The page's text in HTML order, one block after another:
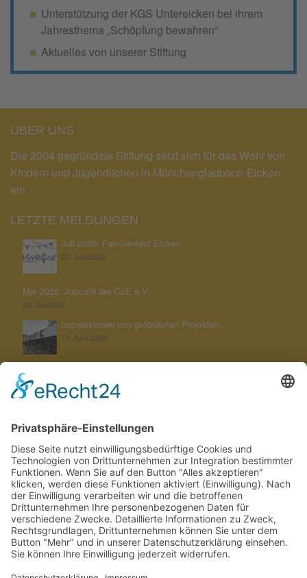
Unterstützung der KGS Untereicken bei ihrem
Jahresthema „Schöpfung bewahren“
Aktuelles von unserer Stiftung
ÜBER UNS
Die 2004 gegründete Stiftung setzt sich für das Wohl von
Kindern und Jugendlichen in Mönchengladbach-Eicken
ein.
LETZTE MELDUNGEN
Juli 2026: Familienfest Eicken
22. Juni 2026
Mai 2026: Jobcafé der ÖJE e.V.
22. Mai 2026
Impressionen von geförderten Projekten
17. April 2026
Unterstützung der KGS Untereicken bei ihrem Jahresthema
„Schöpfung bewahren“
22. Februar 2026
12. Februar 2026
SUCHEN
KONTAKT
Fon02161 121 24